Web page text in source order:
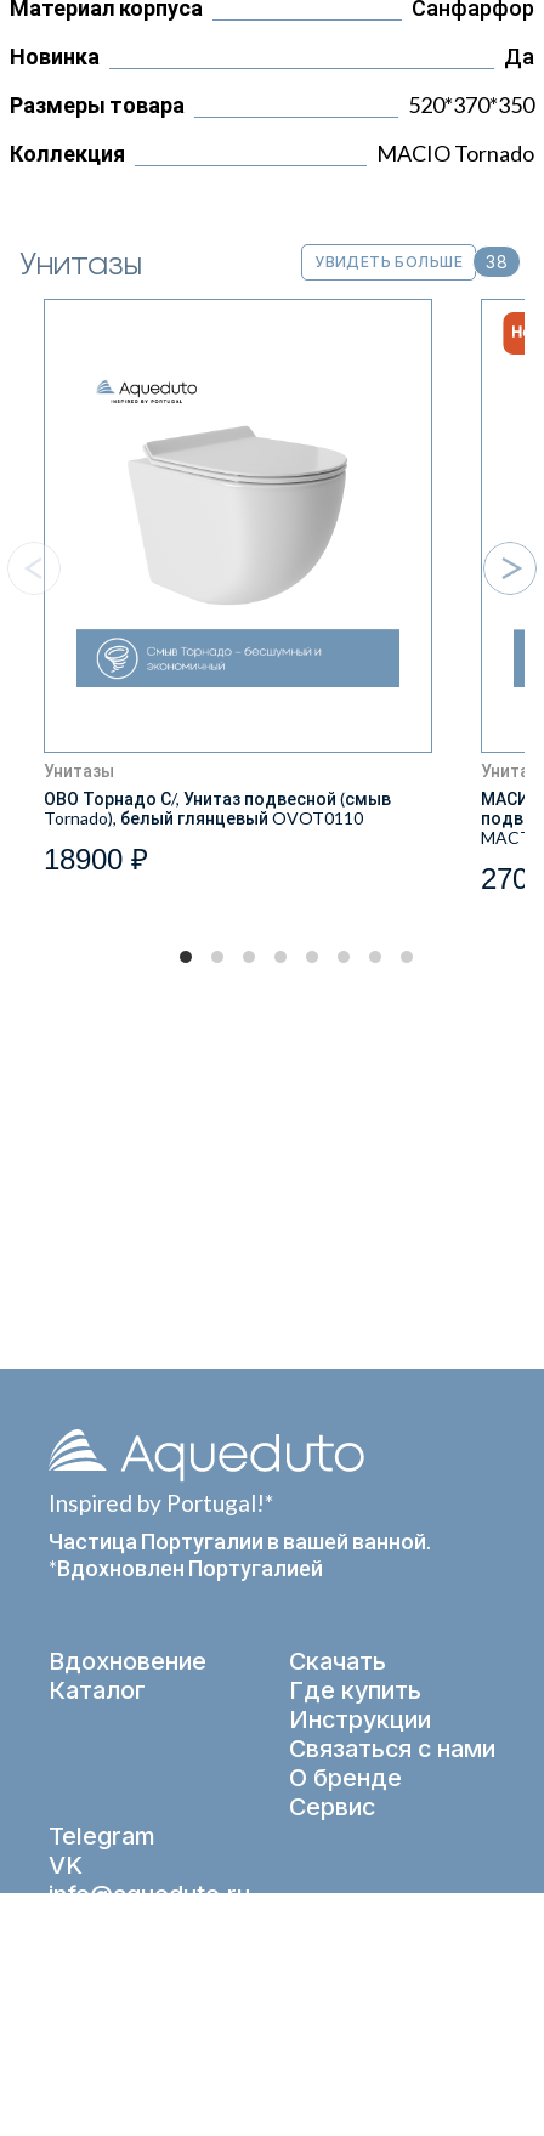
Материал корпуса
Санфарфор
Новинка
Да
Размеры товара
520*370*350
Коллекция
MACIO Tornado
Унитазы УВИДЕТЬ БОЛЬШЕ 38
Унитазы
ОВО Торнадо С/, Унитаз подвесной (смыв
Tornado), белый глянцевый OVOT0110
18900 ₽
МАСИО
Inspired by Portugal!*
Частица Португалии в вашей ванной.
*Вдохновлен Португалией
Вдохновение
Каталог
Скачать
Где купить
Инструкции
Связаться с нами
О бренде
Сервис
Telegram
VK
info@aqueduto.ru